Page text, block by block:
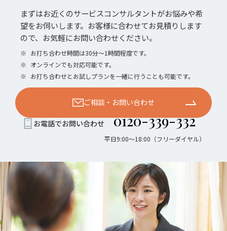
まずはお近くのサービスコンサルタントがお悩みや希
望をお伺いします。お客様に合わせてお見積りします
ので、お気軽にお問い合わせください。
※ お打ち合わせ時間は30分〜1時間程度です。
※ オンラインでも対応可能です。
※ お打ち合わせとお試しプランを一緒に行うことも可能です。
ご相談・お問い合わせ
お電話でお問い合わせ 0120-339-332
平日9:00〜18:00（フリーダイヤル）